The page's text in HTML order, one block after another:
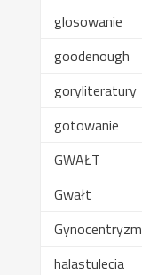
glosowanie
goodenough
goryliteratury
gotowanie
GWAŁT
Gwałt
Gynocentryzm
halastulecia